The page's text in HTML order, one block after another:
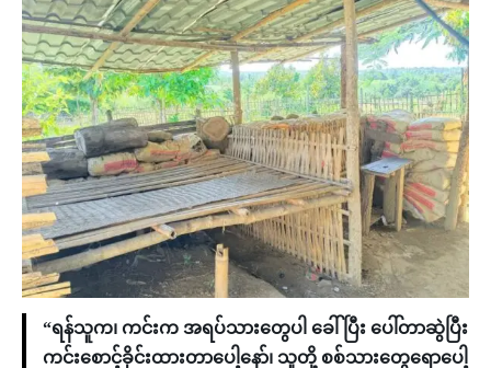
“ရန်သူက၊ ကင်းက အရပ်သားတွေပါ ခေါ်ပြီး ပေါ်တာဆွဲပြီး
ကင်းစောင့်ခိုင်းထားတာပေါ့နော်၊ သူတို့ စစ်သားတွေရောပေါ့